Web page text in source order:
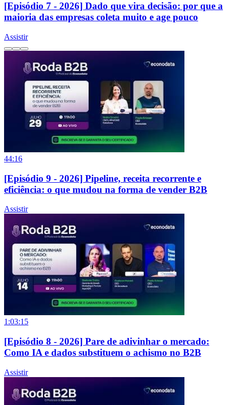
[Episódio 7 - 2026] Dado que vira decisão: por que a
maioria das empresas coleta muito e age pouco
Assistir
44:16
[Episódio 9 - 2026] Pipeline, receita recorrente e
eficiência: o que mudou na forma de vender B2B
Assistir
1:03:15
[Episódio 8 - 2026] Pare de adivinhar o mercado:
Como IA e dados substituem o achismo no B2B
Assistir